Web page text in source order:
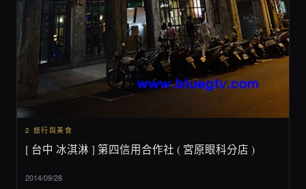
2 旅行與美食
[ 台中 冰淇淋 ] 第四信用合作社 ( 宮原眼科分店 )
2014/09/28